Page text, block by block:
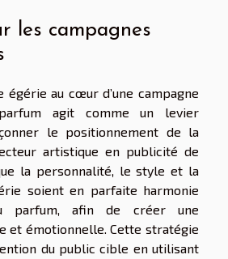
les campagnes
égérie au cœur d’une campagne
agit comme un levier
le positionnement de la
artistique en publicité de
la personnalité, le style et la
soient en parfaite harmonie
parfum, afin de créer une
et émotionnelle. Cette stratégie
du public cible en utilisant